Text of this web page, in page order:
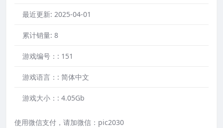
最近更新: 2025-04-01
累计销量: 8
游戏编号：: 151
游戏语言：: 简体中文
游戏大小：: 4.05Gb
使用微信支付，请加微信：pic2030